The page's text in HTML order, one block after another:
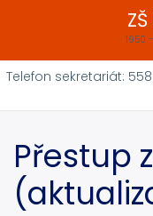
obsahu
1950
Telefon sekretariát:
Přestup